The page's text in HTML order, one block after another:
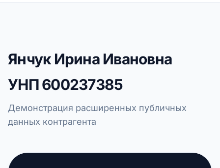
Янчук Ирина Ивановна
УНП600237385
Демонстрация расширенных публичных
данных контрагента